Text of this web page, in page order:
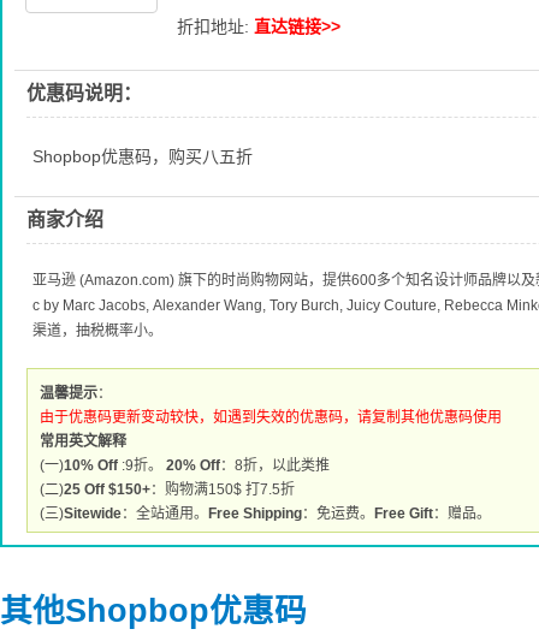
折扣地址: 直达链接>>
优惠码说明：
Shopbop优惠码，购买八五折
商家介绍
亚马逊 (Amazon.com) 旗下的时尚购物网站，提供600多个知名设计师品牌以
c by Marc Jacobs, Alexander Wang, Tory Burch, Juicy Couture, Rebecca
渠道，抽税概率小。
温馨提示：
由于优惠码更新变动较快，如遇到失效的优惠码，请复制其他优惠码使用
常用英文解释
(一)10% Off :9折。 20% Off：8折，以此类推
(二)25 Off $150+：购物满150$ 打7.5折
(三)Sitewide：全站通用。 Free Shipping：免运费。 Free Gift：赠品。
其他Shopbop优惠码